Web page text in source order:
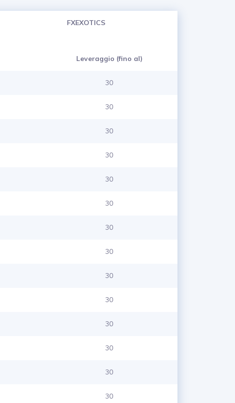
FXEXOTICS
Leveraggio (fino al)
30
30
30
30
30
30
30
30
30
30
30
30
30
30